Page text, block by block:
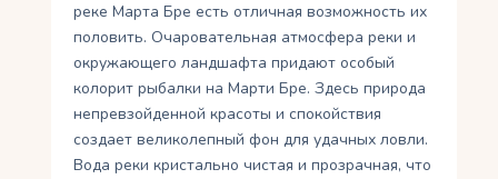
реке Марта Бре есть отличная возможность их
половить. Очаровательная атмосфера реки и
окружающего ландшафта придают особый
колорит рыбалки на Марти Бре. Здесь природа
непревзойденной красоты и спокойствия
создает великолепный фон для удачных ловли.
Вода реки кристально чистая и прозрачная, что